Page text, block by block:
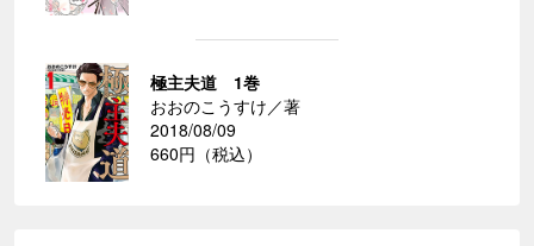
極主夫道 1巻
おおのこうすけ／著
2018/08/09
660円（税込）